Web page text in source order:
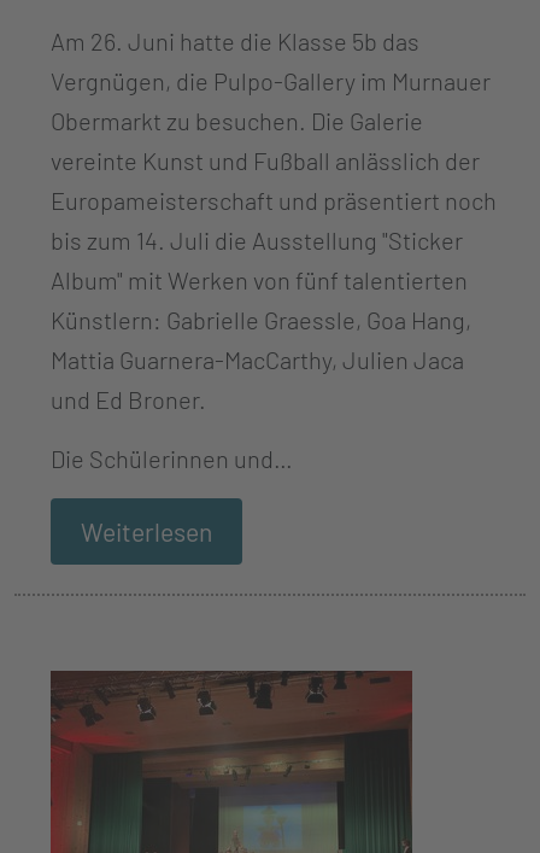
Am 26. Juni hatte die Klasse 5b das
Vergnügen, die Pulpo-Gallery im Murnauer
Obermarkt zu besuchen. Die Galerie
vereinte Kunst und Fußball anlässlich der
Europameisterschaft und präsentiert noch
bis zum 14. Juli die Ausstellung "Sticker
Album" mit Werken von fünf talentierten
Künstlern: Gabrielle Graessle, Goa Hang,
Mattia Guarnera-MacCarthy, Julien Jaca
und Ed Broner.
Die Schülerinnen und…
Weiterlesen